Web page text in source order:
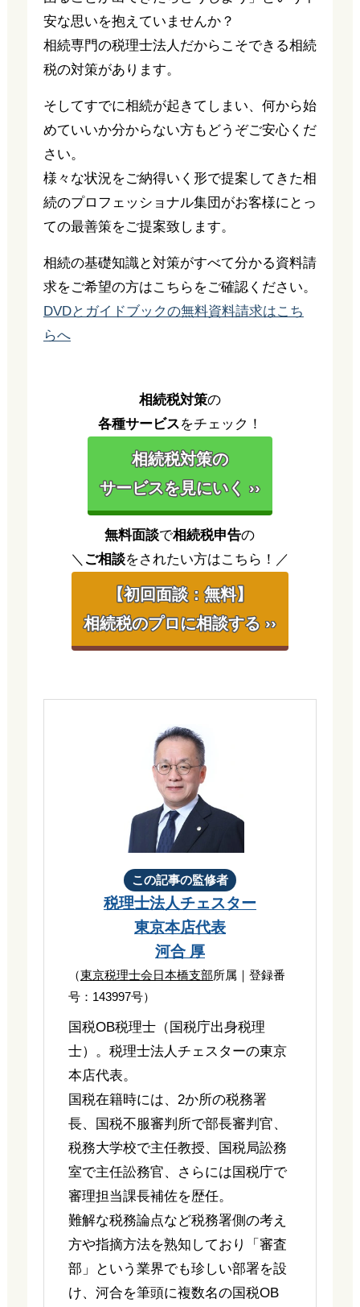
安な思いを抱えていませんか？
相続専門の税理士法人だからこそできる相続
税の対策があります。
そしてすでに相続が起きてしまい、何から始
めていいか分からない方もどうぞご安心くだ
さい。
様々な状況をご納得いく形で提案してきた相
続のプロフェッショナル集団がお客様にとっ
ての最善策をご提案致します。
相続の基礎知識と対策がすべて分かる資料請
求をご希望の方はこちらをご確認ください。
DVDとガイドブックの無料資料請求はこち
らへ
相続税対策の
各種サービスをチェック！
相続税対策の
サービスを見にいく ››
無料面談で相続税申告の
＼ ご相談をされたい方はこちら！／
【初回面談：無料】
相続税のプロに相談する ››
この記事の監修者
税理士法人チェスター
東京本店代表
河合 厚
（東京税理士会日本橋支部所属｜登録番
号：143997号）
国税OB税理士（国税庁出身税理
士）。税理士法人チェスターの東京
本店代表。
国税在籍時には、2か所の税務署
長、国税不服審判所で部長審判官、
税務大学校で主任教授、国税局訟務
室で主任訟務官、さらには国税庁で
審理担当課長補佐を歴任。
難解な税務論点など税務署側の考え
方や指摘方法を熟知しており「審査
部」という業界でも珍しい部署を設
け、河合を筆頭に複数名の国税OB